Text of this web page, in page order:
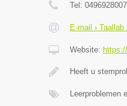
Tel: 0496928007
E-mail ›
Website:
Heeft u
Leerproblemen